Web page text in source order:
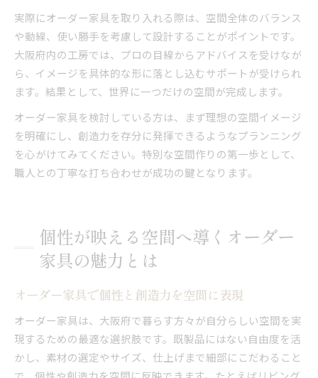
実際にオーダー家具を取り入れる際は、空間全体のバランス
や動線、使い勝手を考慮して設計することがポイントです。
大阪府内の工房では、プロの目線からアドバイスを受けなが
ら、イメージを具体的な形に落とし込むサポートが受けられ
ます。結果として、世界に一つだけの空間が完成します。
オーダー家具を検討している方は、まず理想の空間イメージ
を明確にし、創造力を存分に発揮できるようなプランニング
を心がけてみてください。特別な空間作りの第一歩として、
職人との丁寧な打ち合わせが成功の鍵となります。
個性が映える空間へ導くオーダー
家具の魅力とは
オーダー家具で個性と創造力を空間に表現
オーダー家具は、大阪府で暮らす方々が自分らしい空間を実
現するための最適な選択肢です。既製品にはない自由度を活
かし、素材の選定やサイズ、仕上げまで細部にこだわること